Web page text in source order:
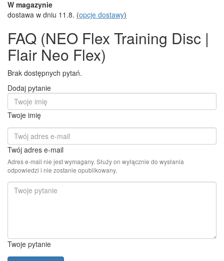
FAQ - Pytania dotyczące
produktuNEO Flex
Training Disc | Flair Neo
Flex
Szukasz dodatkowych informacji o NEO Flex Training Disc | Flair
Neo Flex?
W naszej sekcji pomocy technicznej znajdziesz często zadawane
pytania (FAQ) i odpowiedzi dotyczące funkcji, parametrów i
użytkowania tego produktu. Jeśli masz konkretne pytanie
dotyczące NEO Flex Training Disc | Flair Neo Flex, dodaj je na
odpowiemy.
10,90 zł
W magazynie
dostawa w dniu 11.8.